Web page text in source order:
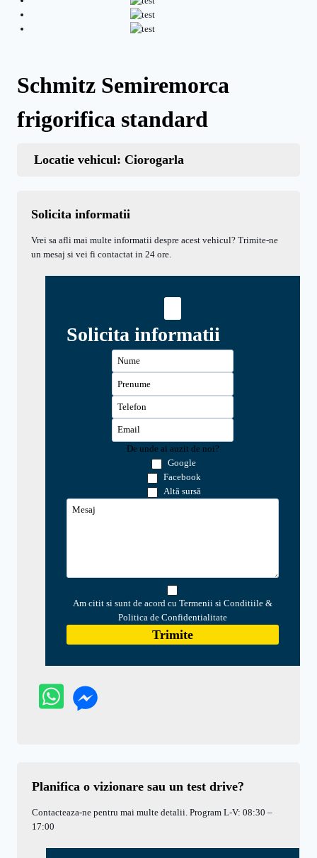
Schmitz Semiremorca
frigorifica standard
Locatie vehicul: Ciorogarla
Solicita informatii
Vrei sa afli mai multe informatii despre acest vehicul? Trimite-ne
un mesaj si vei fi contactat in 24 ore.
Solicita informatii
De unde ai auzit de noi?
Google
Facebook
Altă sursă
Am citit si sunt de acord cu Termenii si Conditiile &
Politica de Confidentialitate
Trimite
Planifica o vizionare sau un test drive?
Contacteaza-ne pentru mai multe detalii. Program L-V: 08:30 –
17:00